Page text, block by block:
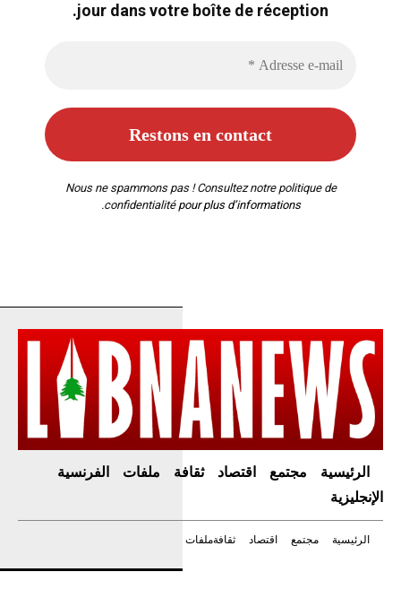
jour dans votre boîte de réception.
Nous ne spammons pas ! Consultez notre politique de
confidentialitépour plus d’informations.
الرئيسية مجتمع اقتصاد ثقافة ملفات
الفرنسية
الإنجليزية
الرئيسية مجتمع اقتصاد ثقافةملفات